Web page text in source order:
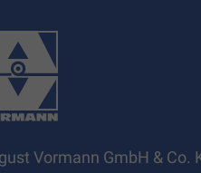
Vormann GmbH & Co.